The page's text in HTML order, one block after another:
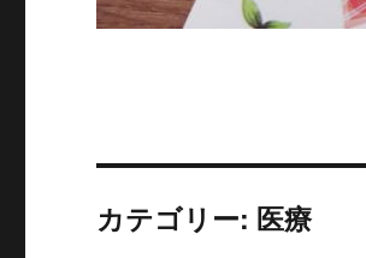
カテゴリー: 医療